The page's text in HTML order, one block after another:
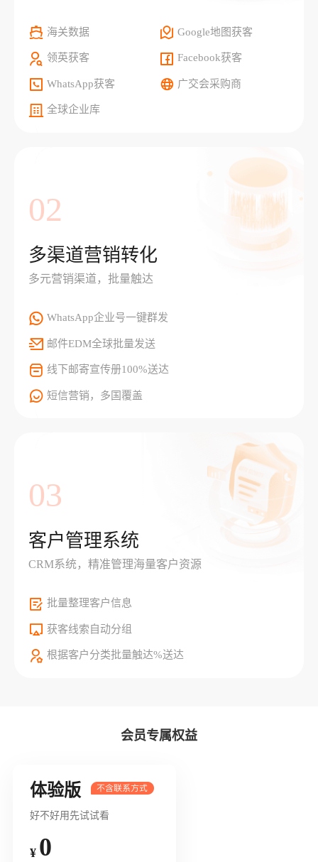
海关数据 Google地图获客
领英获客 Facebook获客
WhatsApp获客 广交会采购商
全球企业库
02
多渠道营销转化
多元营销渠道，批量触达
WhatsApp企业号一键群发
邮件EDM全球批量发送
线下邮寄宣传册100%送达
短信营销，多国覆盖
03
客户管理系统
CRM系统，精准管理海量客户资源
批量整理客户信息
获客线索自动分组
根据客户分类批量触达%送达
会员专属权益
体验版
好不好用先试试看
¥ 0